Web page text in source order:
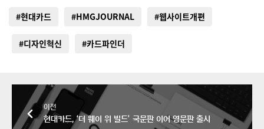
#현대카드 #HMGJOURNAL #웹사이트개편
#디자인혁신 #카드파인더
이전
현대카드, ‘더 웨이 위 빌드’ 국문판 이어 영문판 출시